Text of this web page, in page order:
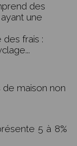
des
une
frais :
de maison non
5 à 8%